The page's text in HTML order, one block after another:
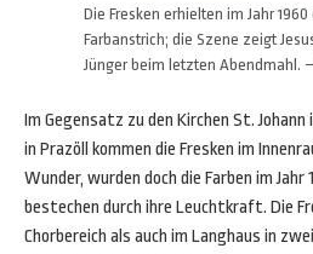
Die Fresken erhielten im Jahr
Farbanstrich; die Szene zeigt
Jünger beim letzten Abendmahl.
Im Gegensatz zu den Kirchen St.
in Prazöll kommen die Fresken im
Wunder, wurden doch die Farben im
bestechen durch ihre Leuchtkraft. Die
Chorbereich als auch im Langhaus in